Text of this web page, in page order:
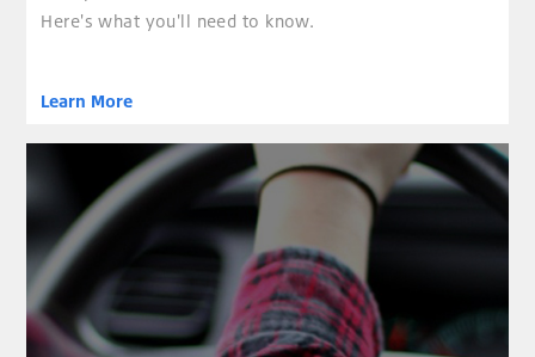
Here's what you'll need to know.
Learn More